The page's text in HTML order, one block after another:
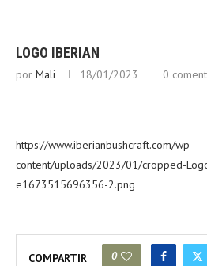
LOGO IBERIAN
por Mali 18/01/2023 0
https://www.iberianbushcraft.com/wp-
content/uploads/2023/01/cropped-
e1673515696356-2.png
COMPARTIR 0